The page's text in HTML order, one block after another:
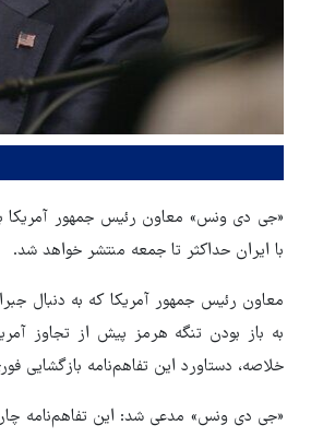
«جی دی ونس» معاون رئیس‌ جمهور آمریکا
با ایران حداکثر تا جمعه منتشر خواهد شد.
معاون رئیس‌ جمهور آمریکا که به دنبال
به باز بودن تنگه هرمز پیش از تجاوز
خلاصه، دستاورد این تفاهم‌نامه
«جی دی ونس» مدعی شد: این تفاهم‌نامه